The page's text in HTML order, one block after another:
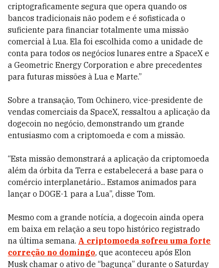
criptograficamente segura que opera quando os
bancos tradicionais não podem e é sofisticada o
suficiente para financiar totalmente uma missão
comercial à Lua. Ela foi escolhida como a unidade de
conta para todos os negócios lunares entre a SpaceX e
a Geometric Energy Corporation e abre precedentes
para futuras missões à Lua e Marte.”
Sobre a transação, Tom Ochinero, vice-presidente de
vendas comerciais da SpaceX, ressaltou a aplicação da
dogecoin no negócio, demonstrando um grande
entusiasmo com a criptomoeda e com a missão.
“Esta missão demonstrará a aplicação da criptomoeda
além da órbita da Terra e estabelecerá a base para o
comércio interplanetário... Estamos animados para
lançar o DOGE-1 para a Lua”, disse Tom.
Mesmo com a grande notícia, a dogecoin ainda opera
em baixa em relação a seu topo histórico registrado
na última semana. A criptomoeda sofreu uma forte
correção no domingo, que aconteceu após Elon
Musk chamar o ativo de “bagunça” durante o Saturday